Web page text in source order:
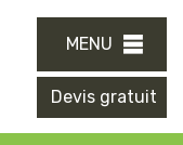
MENU
Devis gratuit